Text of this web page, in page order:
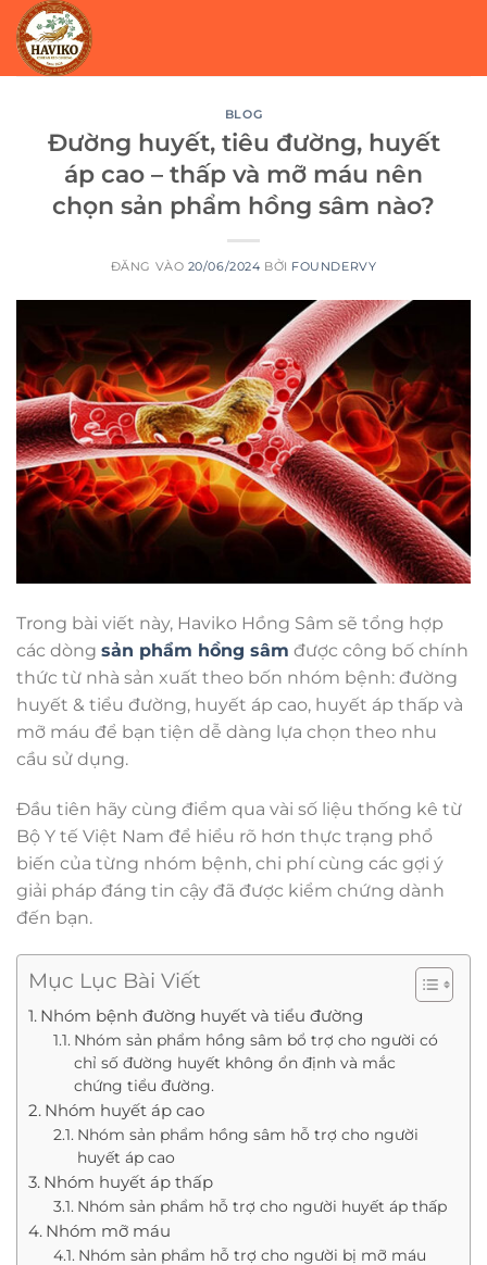
Bỏ
qua
nội
BLOG
Đường huyết, tiêu đường, huyết
áp cao – thấp và mỡ máu nên
chọn sản phẩm hồng sâm nào?
ĐĂNG VÀO 20/06/2024 BỞI FOUNDERVY
Trong bài viết này, Haviko Hồng Sâm sẽ tổng hợp
các dòng sản phẩm hồng sâm được công bố chính
thức từ nhà sản xuất theo bốn nhóm bệnh: đường
huyết & tiểu đường, huyết áp cao, huyết áp thấp và
mỡ máu để bạn tiện dễ dàng lựa chọn theo nhu
cầu sử dụng.
Đầu tiên hãy cùng điểm qua vài số liệu thống kê từ
Bộ Y tế Việt Nam để hiểu rõ hơn thực trạng phổ
biến của từng nhóm bệnh, chi phí cùng các gợi ý
giải pháp đáng tin cậy đã được kiểm chứng dành
đến bạn.
Mục Lục Bài Viết
Nhóm bệnh đường huyết và tiểu đường
Nhóm sản phẩm hồng sâm bổ trợ cho người có
chỉ số đường huyết không ổn định và mắc
chứng tiểu đường.
Nhóm huyết áp cao
Nhóm sản phẩm hồng sâm hỗ trợ cho người
huyết áp cao
Nhóm huyết áp thấp
Nhóm sản phẩm hỗ trợ cho người huyết áp thấp
Nhóm mỡ máu
Nhóm sản phẩm hỗ trợ cho người bị mỡ máu